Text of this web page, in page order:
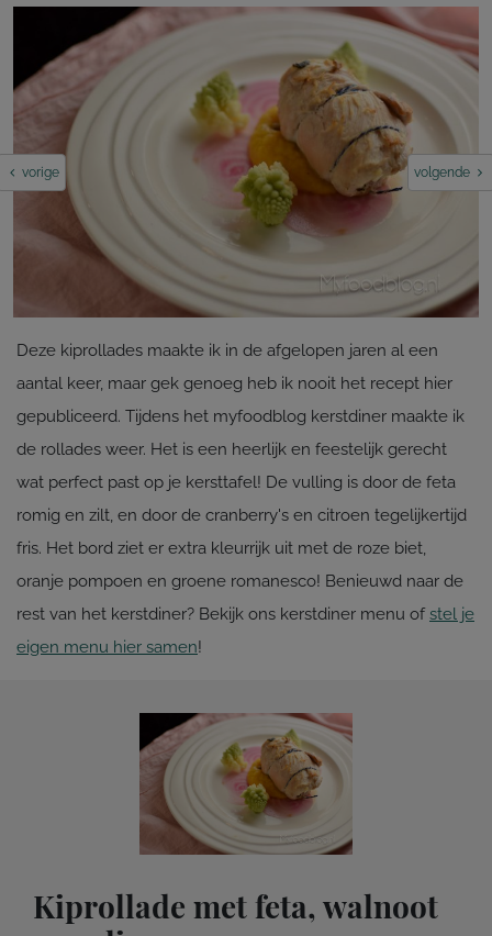
vorige volgende
Deze kiprollades maakte ik in de afgelopen jaren al een
aantal keer, maar gek genoeg heb ik nooit het recept hier
gepubliceerd. Tijdens het myfoodblog kerstdiner maakte ik
de rollades weer. Het is een heerlijk en feestelijk gerecht
wat perfect past op je kersttafel! De vulling is door de feta
romig en zilt, en door de cranberry's en citroen tegelijkertijd
fris. Het bord ziet er extra kleurrijk uit met de roze biet,
oranje pompoen en groene romanesco! Benieuwd naar de
rest van het kerstdiner? Bekijk ons kerstdiner menu ofstel je
eigen menu hier samen!
Kiprollade met feta, walnoot